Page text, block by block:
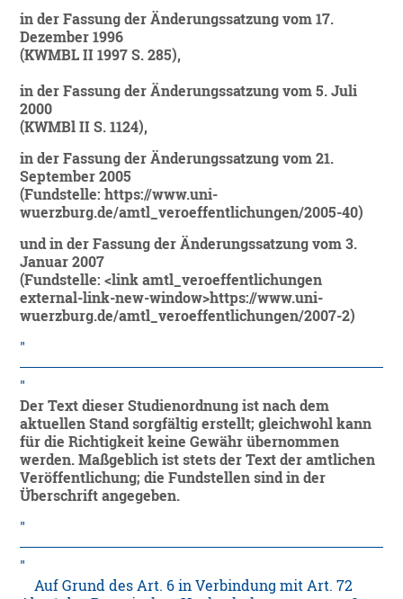
in der Fassung der Änderungssatzung vom 17.
Dezember 1996
(KWMBL II 1997 S. 285),
in der Fassung der Änderungssatzung vom 5. Juli
2000
(KWMBl II S. 1124),
in der Fassung der Änderungssatzung vom 21.
September 2005
(Fundstelle: https://www.uni-
wuerzburg.de/amtl_veroeffentlichungen/2005-40)
und in der Fassung der Änderungssatzung vom 3.
Januar 2007
(Fundstelle: <link amtl_veroeffentlichungen
external-link-new-window>https://www.uni-
wuerzburg.de/amtl_veroeffentlichungen/2007-2)
Der Text dieser Studienordnung ist nach dem
aktuellen Stand sorgfältig erstellt; gleichwohl kann
für die Richtigkeit keine Gewähr übernommen
werden. Maßgeblich ist stets der Text der amtlichen
Veröffentlichung; die Fundstellen sind in der
Überschrift angegeben.
Auf Grund des Art. 6 in Verbindung mit Art. 72